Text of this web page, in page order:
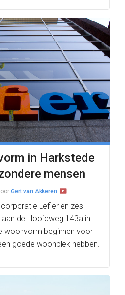
in Harkstede
mensen
Gert van Akkeren
Lefier en zes
de Hoofdweg 143a in
woonvorm beginnen voor
goede woonplek hebben.